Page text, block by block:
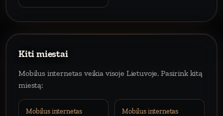
Kiti miestai
Mobilus internetas veikia visoje Lietuvoje. Pasirink kitą
miestą:
Mobilus internetas
Mobilus internetas